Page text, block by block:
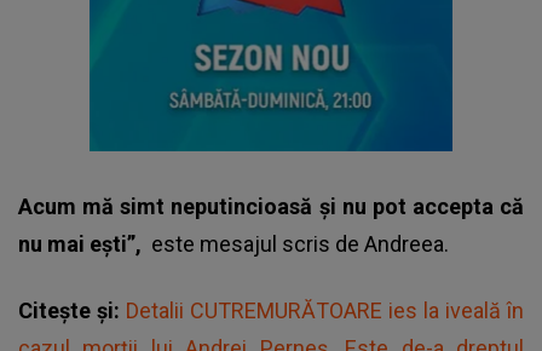
Acum mă simt neputincioasă și nu pot accepta că
nu mai ești”, este mesajul scris de Andreea.
Citește și: Detalii CUTREMURĂTOARE ies la iveală în